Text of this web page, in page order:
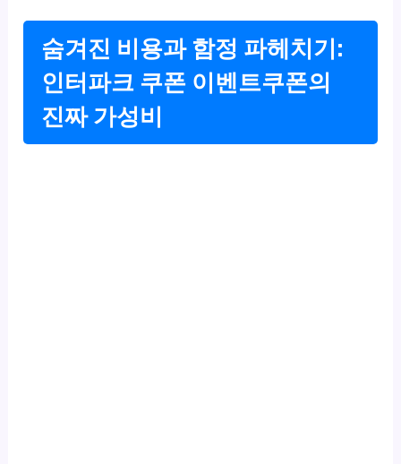
숨겨진 비용과 함정 파헤치기:
인터파크 쿠폰 이벤트쿠폰의
진짜 가성비